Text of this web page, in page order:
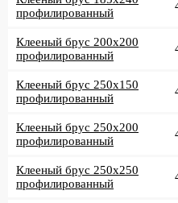
профилированный
Клееный брус 200x200
профилированный
Клееный брус 250x150
профилированный
Клееный брус 250x200
профилированный
Клееный брус 250x250
профилированный